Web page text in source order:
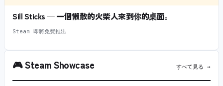
Sill Sticks — 一個懶散的火柴人來到你的桌面。
Steam 即將免費推出
🎮Steam Showcase すべて見る →